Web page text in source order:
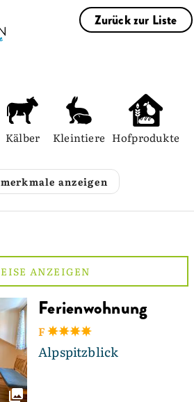
Zurück zur Liste
Kälber Kleintiere Hofprodukte
anzeigen
ANZEIGEN
Ferienwohnung
F
Alpspitzblick